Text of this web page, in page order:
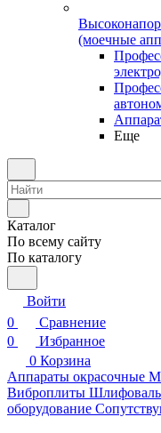
(моечные
Еще
Каталог
По всему сайту
По каталогу
Войти
0
Сравнение
0
Избранное
0 Корзина
Аппараты окрасочные
Виброплиты
оборудование